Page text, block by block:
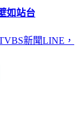
如站台
新聞LINE，